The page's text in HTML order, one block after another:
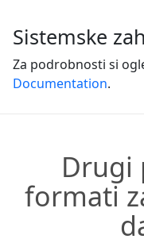
Sistemske
Za podrobnosti si
Documentation.
Drugi
formati